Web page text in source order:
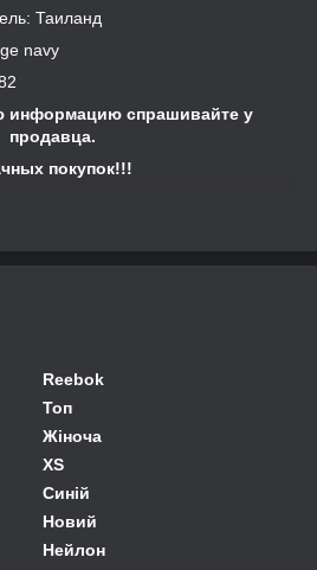
Таиланд
navy
информацию спрашивайте у
продавца.
покупок!!!
Reebok
Топ
Жіноча
XS
Синій
Новий
Нейлон